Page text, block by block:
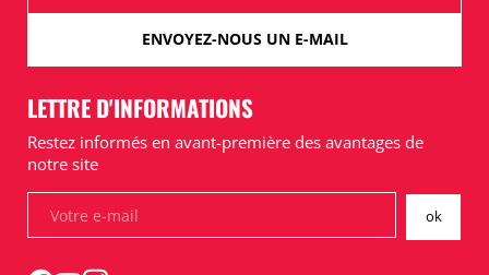
ENVOYEZ-NOUS UN E-MAIL
LETTRE D'INFORMATIONS
Restez informés en avant-première des avantages de
notre site